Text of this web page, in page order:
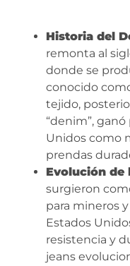
Historia del
remonta al
donde se
conocido
tejido,
“denim”,
Unidos como
prendas
Evolución de
surgieron
para mineros
Estados
resistencia y
jeans